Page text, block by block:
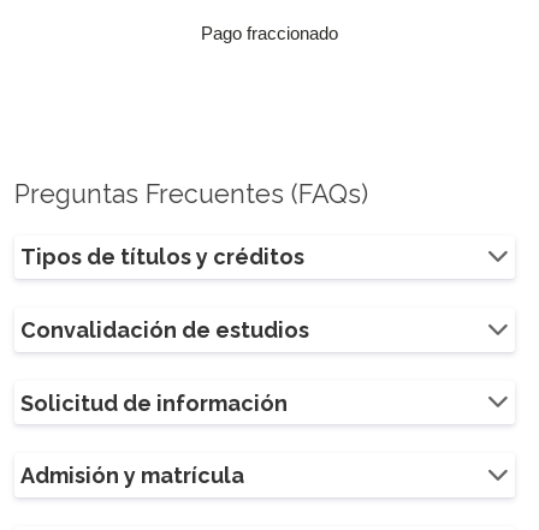
Pago fraccionado
Preguntas Frecuentes (FAQs)
Tipos de títulos y créditos
Convalidación de estudios
Solicitud de información
Admisión y matrícula